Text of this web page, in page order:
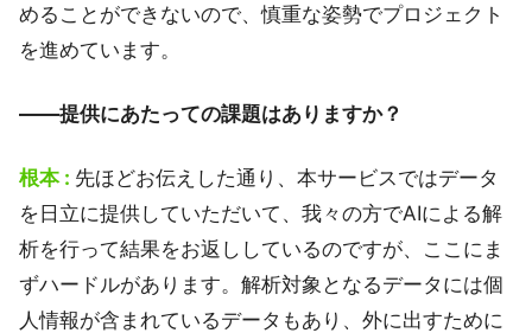
めることができないので、慎重な姿勢でプロジェクト
を進めています。
――提供にあたっての課題はありますか？
根本 : 先ほどお伝えした通り、本サービスではデータ
を日立に提供していただいて、我々の方でAIによる解
析を行って結果をお返ししているのですが、ここにま
ずハードルがあります。解析対象となるデータには個
人情報が含まれているデータもあり、外に出すために